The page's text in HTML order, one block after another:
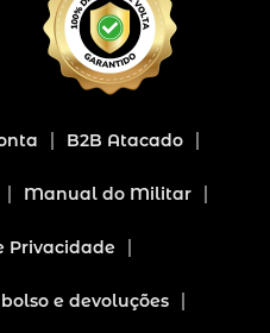
B2B Atacado
Manual do Militar
Privacidade
e devoluções